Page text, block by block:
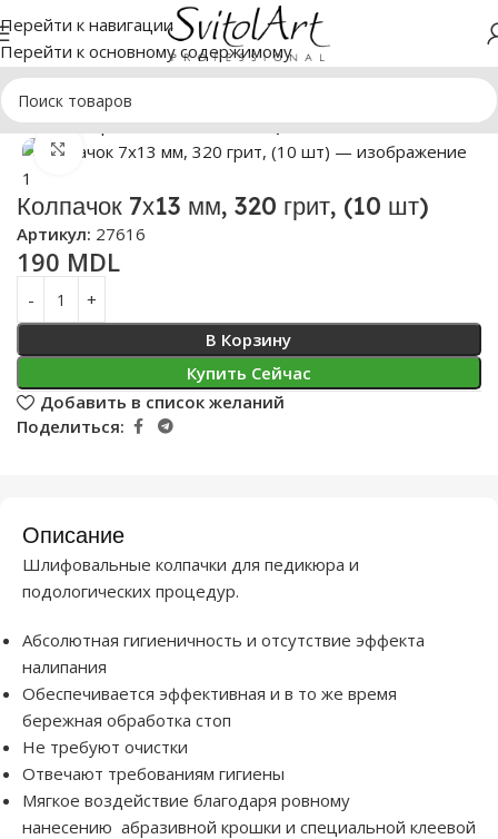
Перейти к навигации
Перейти к основному содержимому
Главная Фрезы Колпачки шлифовальные
Нажмите, чтобы увеличить
Колпачок 7х13 мм, 320 грит, (10 шт)
Артикул: 27616
190 MDL
В Корзину
Купить Сейчас
Добавить в список желаний
Поделиться:
Описание
Шлифовальные колпачки для педикюра и
подологических процедур.
Абсолютная гигиеничность и отсутствие эффекта
налипания
Обеспечивается эффективная и в то же время
бережная обработка стоп
Не требуют очистки
Отвечают требованиям гигиены
Мягкое воздействие благодаря ровному
нанесению абразивной крошки и специальной клеевой